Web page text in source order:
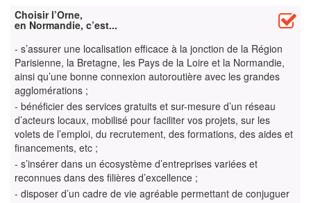
Choisir l’Orne,
en Normandie, c’est...
- s’assurer une localisation efficace à la jonction de la Région
Parisienne, la Bretagne, les Pays de la Loire et la Normandie,
ainsi qu’une bonne connexion autoroutière avec les grandes
agglomérations ;
- bénéficier des services gratuits et sur-mesure d’un réseau
d’acteurs locaux, mobilisé pour faciliter vos projets, sur les
volets de l’emploi, du recrutement, des formations, des aides et
financements, etc ;
- s’insérer dans un écosystème d’entreprises variées et
reconnues dans des filières d’excellence ;
- disposer d’un cadre de vie agréable permettant de conjuguer